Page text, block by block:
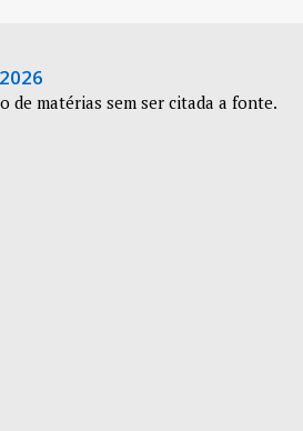
de matérias sem ser citada a fonte.